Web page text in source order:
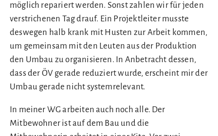
möglich repariert werden. Sonst zahlen wir für jeden
verstrichenen Tag drauf. Ein Projektleiter musste
deswegen halb krank mit Husten zur Arbeit kommen,
um gemeinsam mit den Leuten aus der Produktion
den Umbau zu organisieren. In Anbetracht dessen,
dass der ÖV gerade reduziert wurde, erscheint mir der
Umbau gerade nicht systemrelevant.
In meiner WG arbeiten auch noch alle. Der
Mitbewohner ist auf dem Bau und die